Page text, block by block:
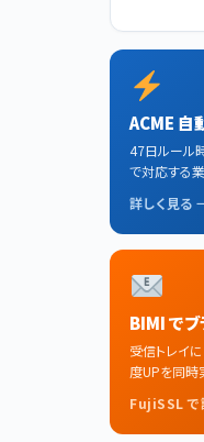
ACME 自
47日ルール
で対応する
詳しく見る
BIMI でブ
受信トレイ
度UPを同時
FujiSSL で